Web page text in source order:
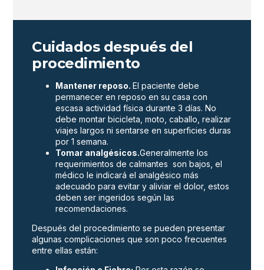
Cuidados después del
procedimiento
Mantener reposo.El paciente debe
permanecer en reposo en su casa con
escasa actividad física durante 3 días. No
debe montar bicicleta, moto, caballo, realizar
viajes largos ni sentarse en superficies duras
por 1 semana.
Tomar analgésicos.Generalmente los
requerimientos de calmantes son bajos, el
médico le indicará el analgésico más
adecuado para evitar y aliviar el do­lor, estos
deben ser ingeridos según las
recomendaciones.
Después del procedimiento se pueden presentar
algunas complicaciones que son poco frecuentes
entre ellas están: